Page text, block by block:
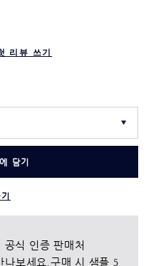
리뷰 쓰기
담기
식 인증 판매처
보세요.구매 시 샘플 5